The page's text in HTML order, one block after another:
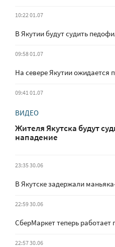
10:22 01.07
В Якутии будут судить
09:58 01.07
На севере Якутии ожидается
09:41 01.07
ВИДЕО
Жителя Якутска будут
нападение
23:35 30.06
В Якутске задержали
22:59 30.06
СберМаркет теперь работает
22:57 30.06